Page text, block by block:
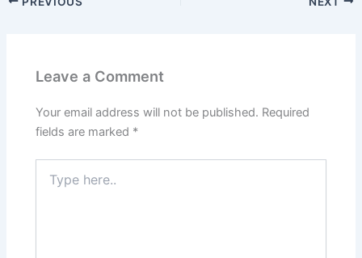
e
o
k
o
o
Leave a Comment
Your email address will not be published. Required
fields are marked *
here..